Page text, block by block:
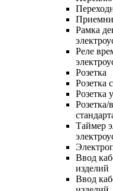
Рамка
Реле
Розетка
Розетка
Розетка
Таймер
Ввод
изделий
Ввод